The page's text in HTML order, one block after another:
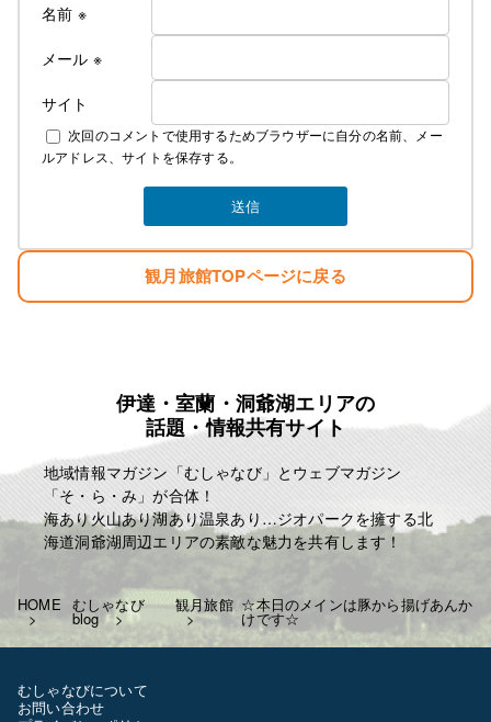
なお、詳しいご料金につきましては
下記にて説明しております
素泊まり ￥4000 税込み ￥4400
夕食 ￥1300 税込み ￥1430
朝食 ￥700 税込み ￥770
お弁当 ￥750 税込み ￥825
例として
一泊三食 ￥6750 税込み ￥7425
一泊二食 ￥6000 税込み ￥6600
一泊夕食 ￥5300 税込み ￥5830
一泊朝食 ￥4700 税込み ￥5170
となります
よろしくお願いいたします！
✩相部屋の際はお一人につき-200￥
します
ございません
お客様のご利用お待ちしています
名前 ※
メール ※
サイト
次回のコメントで使用するためブラウザーに自分の名前、メー
ルアドレス、サイトを保存する。
観月旅館TOPページに戻る
伊達・室蘭・洞爺湖エリアの
話題・情報共有サイト
地域情報マガジン「むしゃなび」とウェブマガジン
「そ・ら・み」が合体！
海あり火山あり湖あり温泉あり…ジオパークを擁する北
海道洞爺湖周辺エリアの素敵な魅力を共有します！
HOME むしゃなび
blog
観月旅館 ☆本日のメインは豚から揚げあんか
けです☆
むしゃなびについて
お問い合わせ